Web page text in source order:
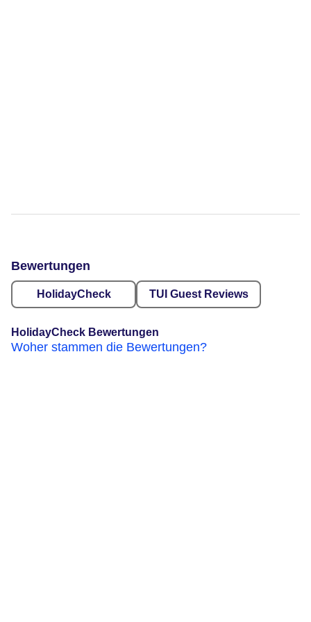
Bewertungen
HolidayCheck TUI Guest Reviews
HolidayCheck Bewertungen
Woher stammen die Bewertungen?